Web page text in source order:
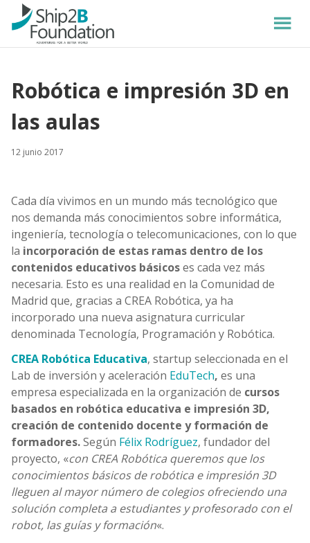
Robótica e impresión 3D en
las aulas
12 junio 2017
Cada día vivimos en un mundo más tecnológico que
nos demanda más conocimientos sobre informática,
ingeniería, tecnología o telecomunicaciones, con lo que
la incorporación de estas ramas dentro de los
contenidos educativos básicoses cada vez más
necesaria. Esto es una realidad en la Comunidad de
Madrid que, gracias a CREA Robótica, ya ha
incorporado una nueva asignatura curricular
denominada Tecnología, Programación y Robótica.
CREA Robótica Educativa, startup seleccionada en el
Lab de inversión y aceleración EduTech, es una
empresa especializada en la organización de cursos
basados en robótica educativa e impresión 3D,
creación de contenido docente y formación de
formadores.Según Félix Rodríguez, fundador del
proyecto, «con CREA Robótica queremos que los
conocimientos básicos de robótica e impresión 3D
lleguen al mayor número de colegios ofreciendo una
solución completa a estudiantes y profesorado con el
robot, las guías y formación«.